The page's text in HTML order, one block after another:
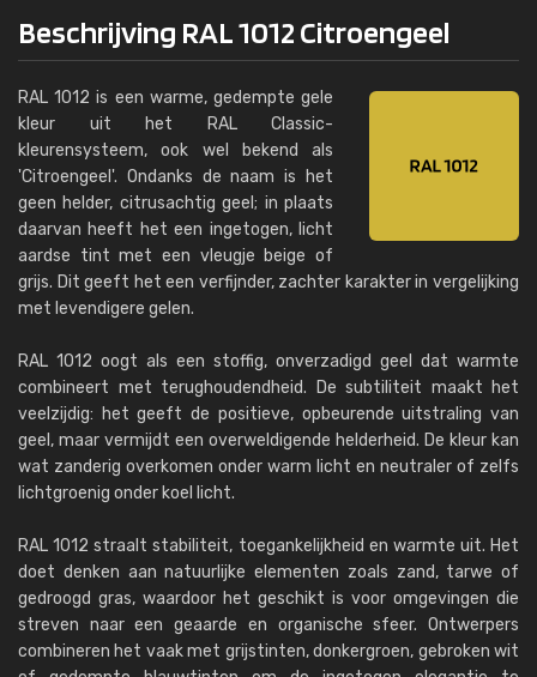
Beschrijving RAL 1012 Citroengeel
RAL 1012 is een warme, gedempte gele
kleur uit het RAL Classic-
kleurensysteem, ook wel bekend als
'Citroengeel'. Ondanks de naam is het
geen helder, citrusachtig geel; in plaats
daarvan heeft het een ingetogen, licht
aardse tint met een vleugje beige of
grijs. Dit geeft het een verfijnder, zachter karakter in vergelijking
met levendigere gelen.
RAL 1012 oogt als een stoffig, onverzadigd geel dat warmte
combineert met terughoudendheid. De subtiliteit maakt het
veelzijdig: het geeft de positieve, opbeurende uitstraling van
geel, maar vermijdt een overweldigende helderheid. De kleur kan
wat zanderig overkomen onder warm licht en neutraler of zelfs
lichtgroenig onder koel licht.
RAL 1012 straalt stabiliteit, toegankelijkheid en warmte uit. Het
doet denken aan natuurlijke elementen zoals zand, tarwe of
gedroogd gras, waardoor het geschikt is voor omgevingen die
streven naar een geaarde en organische sfeer. Ontwerpers
combineren het vaak met grijstinten, donkergroen, gebroken wit